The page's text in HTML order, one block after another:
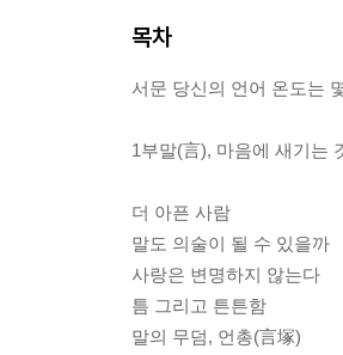
목차
서문 당신의 언어 온도는
1부말(言), 마음에 새기는
더 아픈 사람
말도 의술이 될 수 있을까
사랑은 변명하지 않는다
틈 그리고 튼튼함
말의 무덤, 언총(言塚)